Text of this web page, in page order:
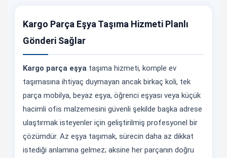
Kargo Parça Eşya Taşıma Hizmeti Planlı
Gönderi Sağlar
Kargo parça eşya taşıma hizmeti, komple ev
taşımasına ihtiyaç duymayan ancak birkaç koli, tek
parça mobilya, beyaz eşya, öğrenci eşyası veya küçük
hacimli ofis malzemesini güvenli şekilde başka adrese
ulaştırmak isteyenler için geliştirilmiş profesyonel bir
çözümdür. Az eşya taşımak, sürecin daha az dikkat
istediği anlamına gelmez; aksine her parçanın doğru